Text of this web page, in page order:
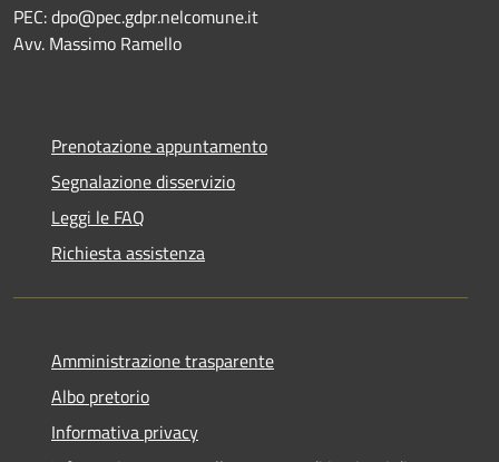
PEC:dpo@pec.gdpr.nelcomune.it
Avv. Massimo Ramello
Prenotazione appuntamento
Segnalazione disservizio
Leggi le FAQ
Richiesta assistenza
Amministrazione trasparente
Albo pretorio
Informativa privacy